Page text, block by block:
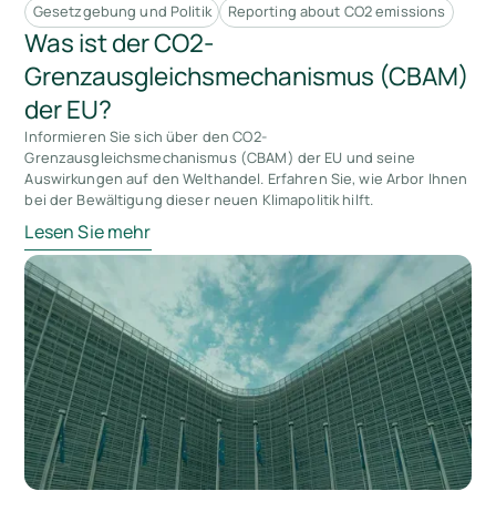
Gesetzgebung und Politik Reporting about CO2 emissions
Was ist der CO2-
Grenzausgleichsmechanismus (CBAM)
der EU?
Informieren Sie sich über den CO2-
Grenzausgleichsmechanismus (CBAM) der EU und seine
Auswirkungen auf den Welthandel. Erfahren Sie, wie Arbor Ihnen
bei der Bewältigung dieser neuen Klimapolitik hilft.
Lesen Sie mehr